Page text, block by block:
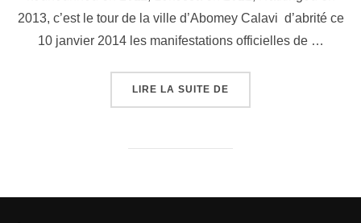
2013, c’est le tour de la ville d’Abomey Calavi d’abrité ce
10 janvier 2014 les manifestations officielles de …
LIRE LA SUITE DE